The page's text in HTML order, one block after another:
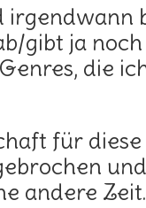
gibt ja
die
für
andere Zeit.